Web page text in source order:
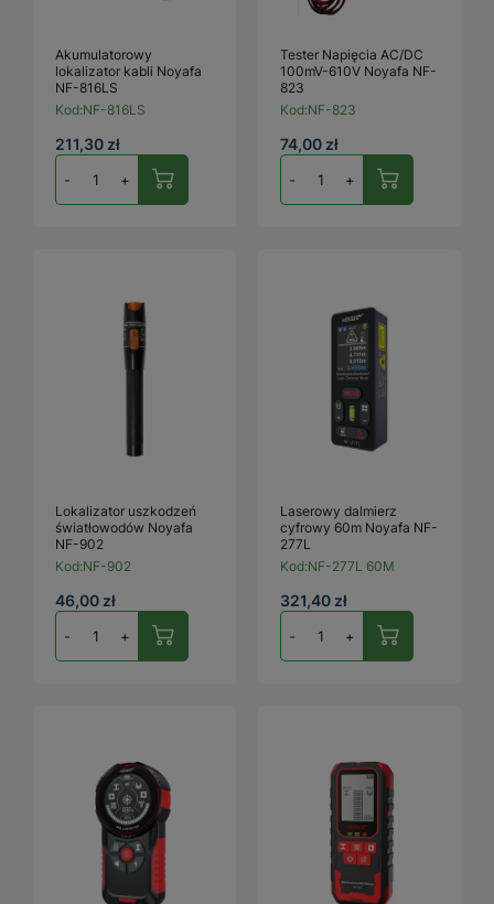
Akumulatorowy
lokalizator kabli Noyafa
NF-816LS
Kod:NF-816LS
211,30 zł
- +
Tester Napięcia AC/DC
100mV-610V Noyafa NF-
823
Kod:NF-823
74,00 zł
- +
Lokalizator uszkodzeń
światłowodów Noyafa
NF-902
Kod:NF-902
46,00 zł
- +
Laserowy dalmierz
cyfrowy 60m Noyafa NF-
277L
Kod:NF-277L 60M
321,40 zł
- +